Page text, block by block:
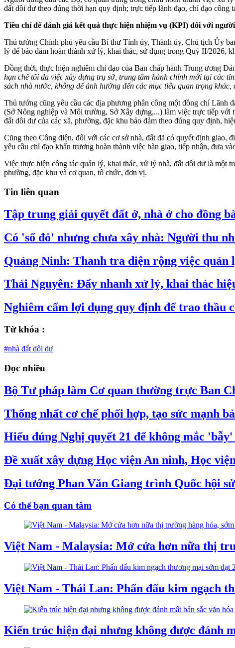
đất dôi dư theo đúng thời hạn quy định; trực tiếp lãnh đạo, chỉ đạo
Tiêu chí để đánh giá kết quả thực hiện nhiệm vụ (KPI) đối với
Thủ tướng Chính phủ yêu cầu Bí thư Tỉnh ủy, Thành ủy, Chủ tịch Ủy
lý để bảo đảm hoàn thành xử lý, khai thác, sử dụng trong Quý II/2026,
Đồng thời, thực hiện nghiêm chỉ đạo của Ban chấp hành Trung ương
hạn chế tối đa việc xây dựng trụ sở, trung tâm hành chính mới tại các
sách nhà nước, không để ảnh hưởng đến các mục tiêu quan trọng
Thủ tướng cũng yêu cầu các địa phương phân công một đồng chí Lãnh
(Sở Nông nghiệp và Môi trường, Sở Xây dựng,...) làm việc trực tiếp với
đất dôi dư của các xã, phường, đặc khu bảo đảm theo đúng quy định,
Cũng theo Công điện, đối với các cơ sở nhà, đất đã có quyết định giao,
yêu cầu chỉ đạo khẩn trương hoàn thành việc bàn giao, tiếp nhận, đưa
Việc thực hiện công tác quản lý, khai thác, xử lý nhà, đất dôi dư là một
phường, đặc khu và cơ quan, tổ chức, đơn vị.
Tin liên quan
Tập trung giải quyết đất ở, nhà ở cho đồng
Có 'sổ đỏ' nhưng chưa xây nhà: Người thu
Quảng Ninh: Thanh tra diện rộng việc quản
Thái Nguyên: Đẩy nhanh xử lý, khai thác
Nghiêm cấm lợi dụng quy định để trao thầu
Từ khóa :
#nhà đất dôi dư
Đọc nhiều
Bộ Tư pháp làm Cơ quan thường trực Ban
Thống nhất cơ chế phối hợp, tạo sức mạnh
Hiểu đúng Nghị quyết 21 để không mắc
Đề xuất xây dựng Học viện An ninh, Học
Đại tướng Phan Văn Giang trình Quốc hội
Có thể bạn quan tâm
Việt Nam - Malaysia: Mở cửa hơn nữa thị
Việt Nam - Thái Lan: Phấn đấu kim ngạch
Kiến trúc hiện đại nhưng không được đánh